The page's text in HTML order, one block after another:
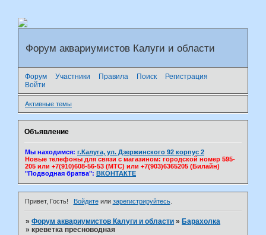
Форум аквариумистов Калуги и области
Форум Участники Правила Поиск
Регистрация
Войти
Активные темы
Объявление
Мы находимся: г.Калуга, ул. Дзержинского 92 корпус 2
Новые телефоны для связи с магазином: городской номер 595-
205 или +7(910)608-56-53 (МТС) или +7(903)6365205 (Билайн)
"Подводная братва": ВКОНТАКТЕ
Привет, Гость! Войдитеили зарегистрируйтесь.
»Форум аквариумистов Калуги и области » Барахолка
»креветка пресноводная